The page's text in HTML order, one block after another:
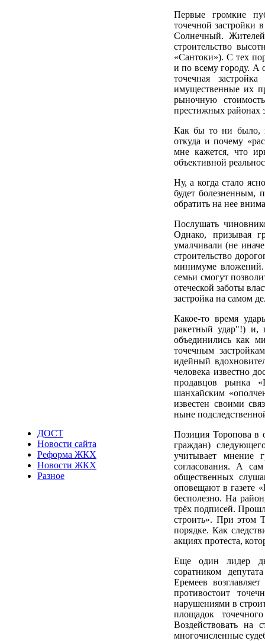
ДОСТ
Новости сайта
Реформа ЖКХ
Новости ЖКХ
Разное
Первые громкие
точечной застройки
Солнечный.
строительство
«Сантоки»). С тех
и по всему городу. А
точечная
имущественные их
рыночную
престижных районах
Как бы то ни было,
откуда и почему
мне кажется, что
объективной
Ну, а когда стало
будет болезненным,
обратить на нее
Послушать
Однако, призывая
умалчивали (не
строительство
минимуме
семьи смогут
отеческой заботы
застройка на самом
Какое-то время
ракетный удар"!) и,
объединились как
точечным
идейный
человека известно
продавцов рынка
шанхайским
известен своими
ныне
Позиция Торопова в
граждан)
учитывает мнение
согласования. А
общественных
оповещают в газете
бесполезно. На
трёх подписей.
строить». При этом
порядке. Как
акциях протеста,
Еще один лидер
соратником
Еремеев
противостоит
нарушениями в
площадок
Воздействовать на
многочисленные